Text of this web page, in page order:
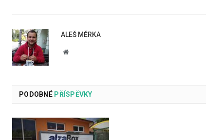
ALEŠ MĚRKA
Website
PODOBNÉPŘÍSPĚVKY